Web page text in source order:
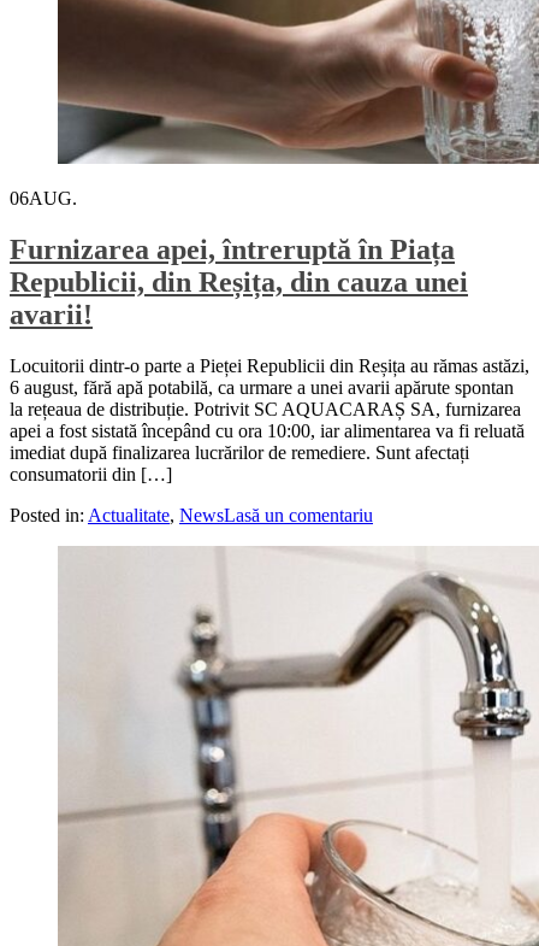
06AUG.
Furnizarea apei, întreruptă în Piața
Republicii, din Reșița, din cauza unei
avarii!
Locuitorii dintr-o parte a Pieței Republicii din Reșița au rămas astăzi,
6 august, fără apă potabilă, ca urmare a unei avarii apărute spontan
la rețeaua de distribuție. Potrivit SC AQUACARAȘ SA, furnizarea
apei a fost sistată începând cu ora 10:00, iar alimentarea va fi reluată
imediat după finalizarea lucrărilor de remediere. Sunt afectați
consumatorii din […]
Posted in: Actualitate, NewsLasă un comentariu